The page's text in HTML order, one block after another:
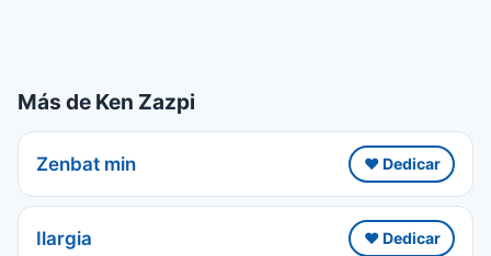
Más de Ken Zazpi
Zenbat min ❤️ Dedicar
Ilargia ❤️ Dedicar